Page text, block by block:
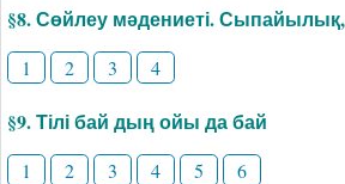
§8. Сөйлеу мәдениеті. Сыпайылық,
1 2 3 4
§9. Тілі бай дың ойы да бай
1 2 3 4 5 6